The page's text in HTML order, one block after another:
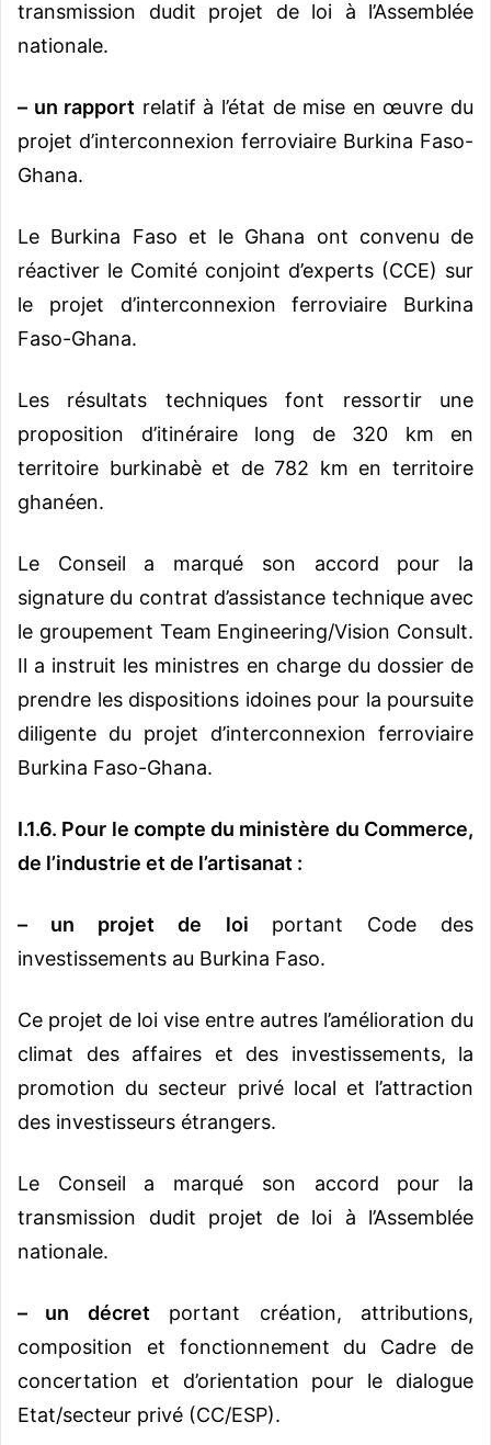
transmission dudit projet de loi à l’Assemblée
nationale.
– un rapport relatif à l’état de mise en œuvre du
projet d’interconnexion ferroviaire Burkina Faso-
Ghana.
Le Burkina Faso et le Ghana ont convenu de
réactiver le Comité conjoint d’experts (CCE) sur
le projet d’interconnexion ferroviaire Burkina
Faso-Ghana.
Les résultats techniques font ressortir une
proposition d’itinéraire long de 320 km en
territoire burkinabè et de 782 km en territoire
ghanéen.
Le Conseil a marqué son accord pour la
signature du contrat d’assistance technique avec
le groupement Team Engineering/Vision Consult.
Il a instruit les ministres en charge du dossier de
prendre les dispositions idoines pour la poursuite
diligente du projet d’interconnexion ferroviaire
Burkina Faso-Ghana.
I.1.6. Pour le compte du ministère du Commerce,
de l’industrie et de l’artisanat :
– un projet de loi portant Code des
investissements au Burkina Faso.
Ce projet de loi vise entre autres l’amélioration du
climat des affaires et des investissements, la
promotion du secteur privé local et l’attraction
des investisseurs étrangers.
Le Conseil a marqué son accord pour la
transmission dudit projet de loi à l’Assemblée
nationale.
– un décret portant création, attributions,
composition et fonctionnement du Cadre de
concertation et d’orientation pour le dialogue
Etat/secteur privé (CC/ESP).